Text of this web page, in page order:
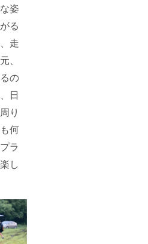
姿
る
走
、
の
日
り
何
ラ
し